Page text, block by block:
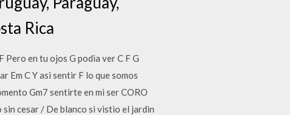
Rica
Pero en tu ojos G podia ver C F G
Em C Y asi sentir F lo que somos
Gm7 sentirte en mi ser CORO
cesar / De blanco si vistio el jardin